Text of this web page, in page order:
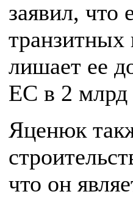
заявил, что
транзитных
лишает ее
ЕС в 2 млрд
Яценюк
что он